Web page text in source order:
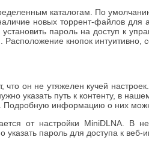
каталогам. По
новых торрент-файлов для
установить пароль на доступ к
Расположение кнопок
что он не утяжелен кучей
указать путь к контенту, в
информацию о них
от настройки MiniDLNA.
указать пароль для доступа к